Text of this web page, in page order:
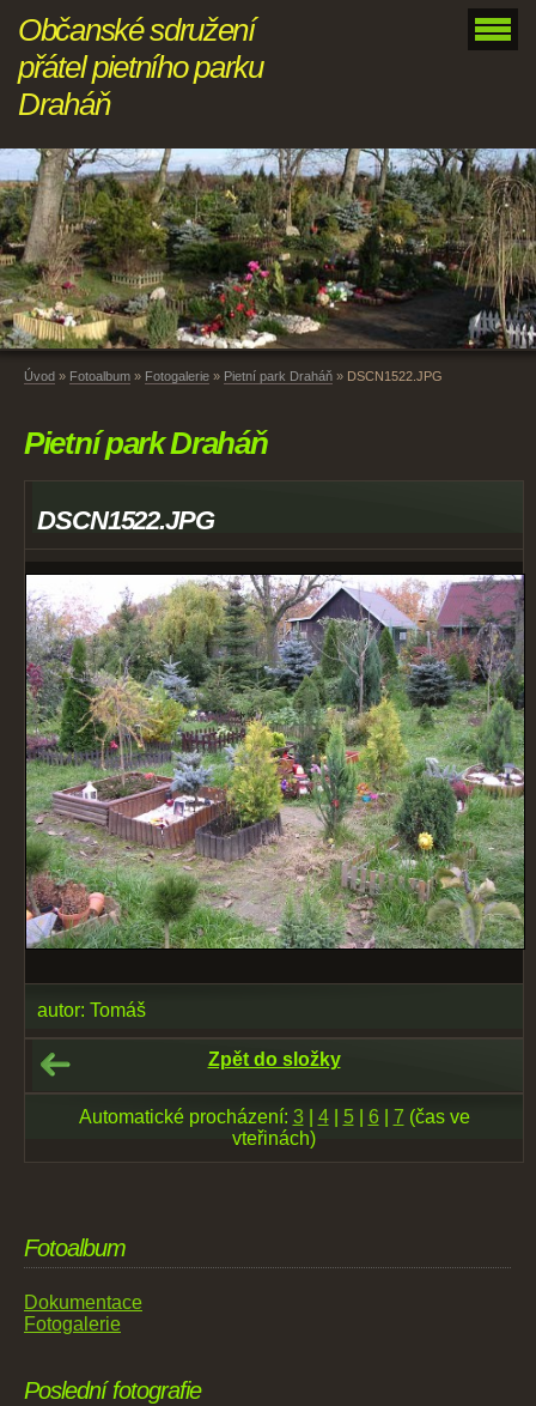
Občanské sdružení
přátel pietního parku
Draháň
Úvod » Fotoalbum » Fotogalerie » Pietní park Draháň » DSCN1522.JPG
Pietní park Draháň
DSCN1522.JPG
autor: Tomáš
Zpět do složky
Automatické procházení: 3| 4| 5| 6| 7 (čas ve
vteřinách)
Fotoalbum
Dokumentace
Fotogalerie
Poslední fotografie